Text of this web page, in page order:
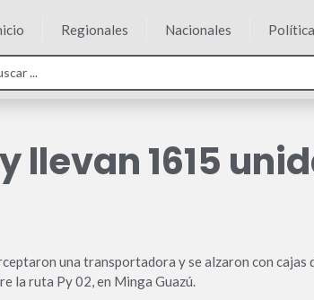
Regionales Nacionales Política
llevan 1615
una transportadora y se alzaron con cajas
la ruta Py 02, en Minga Guazú.